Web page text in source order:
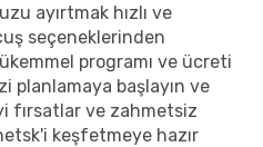
ayırtmak hızlı ve
seçeneklerinden
programı ve ücreti
planlamaya başlayın ve
fırsatlar ve zahmetsiz
keşfetmeye hazır